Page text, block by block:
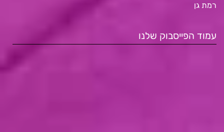
רמת גן
עמוד הפייסבוק שלנו